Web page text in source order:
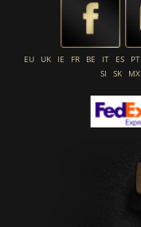
EU UK IE FR BE IT ES PT
SI
SK MX